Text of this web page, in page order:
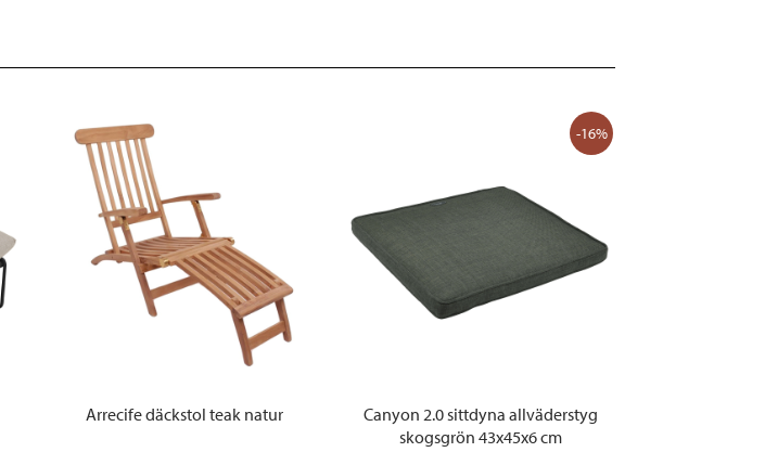
Arrecife däckstol teak natur
-16%
Canyon 2.0 sittdyna allväderstyg
skogsgrön 43x45x6 cm